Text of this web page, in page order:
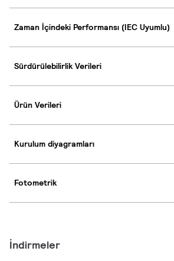
Zaman İçindeki Performansı (IEC Uyumlu)
Sürdürülebilirlik Verileri
Ürün Verileri
Kurulum diyagramları
Fotometrik
İndirmeler